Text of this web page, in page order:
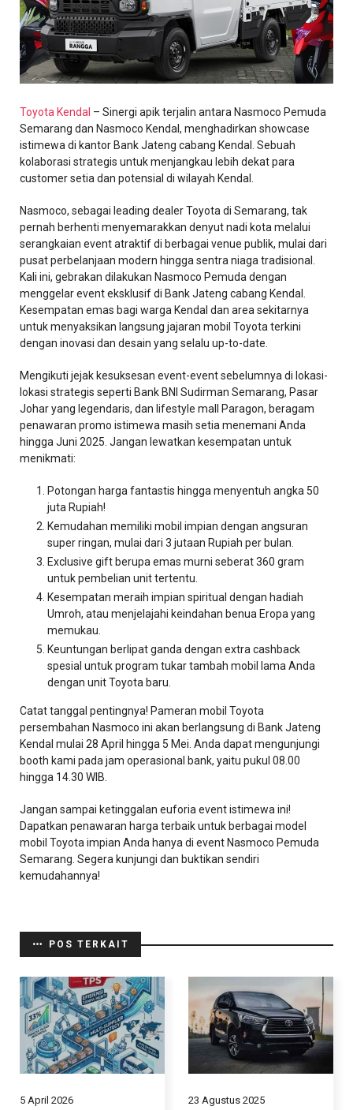
Toyota Kendal – Sinergi apik terjalin antara Nasmoco Pemuda
Semarang dan Nasmoco Kendal, menghadirkan showcase
istimewa di kantor Bank Jateng cabang Kendal. Sebuah
kolaborasi strategis untuk menjangkau lebih dekat para
customer setia dan potensial di wilayah Kendal.
Nasmoco, sebagai leading dealer Toyota di Semarang, tak
pernah berhenti menyemarakkan denyut nadi kota melalui
serangkaian event atraktif di berbagai venue publik, mulai dari
pusat perbelanjaan modern hingga sentra niaga tradisional.
Kali ini, gebrakan dilakukan Nasmoco Pemuda dengan
menggelar event eksklusif di Bank Jateng cabang Kendal.
Kesempatan emas bagi warga Kendal dan area sekitarnya
untuk menyaksikan langsung jajaran mobil Toyota terkini
dengan inovasi dan desain yang selalu up-to-date.
Mengikuti jejak kesuksesan event-event sebelumnya di lokasi-
lokasi strategis seperti Bank BNI Sudirman Semarang, Pasar
Johar yang legendaris, dan lifestyle mall Paragon, beragam
penawaran promo istimewa masih setia menemani Anda
hingga Juni 2025. Jangan lewatkan kesempatan untuk
menikmati:
Potongan harga fantastis hingga menyentuh angka 50
juta Rupiah!
Kemudahan memiliki mobil impian dengan angsuran
super ringan, mulai dari 3 jutaan Rupiah per bulan.
Exclusive gift berupa emas murni seberat 360 gram
untuk pembelian unit tertentu.
Kesempatan meraih impian spiritual dengan hadiah
Umroh, atau menjelajahi keindahan benua Eropa yang
memukau.
Keuntungan berlipat ganda dengan extra cashback
spesial untuk program tukar tambah mobil lama Anda
dengan unit Toyota baru.
Catat tanggal pentingnya! Pameran mobil Toyota
persembahan Nasmoco ini akan berlangsung di Bank Jateng
Kendal mulai 28 April hingga 5 Mei. Anda dapat mengunjungi
booth kami pada jam operasional bank, yaitu pukul 08.00
hingga 14.30 WIB.
Jangan sampai ketinggalan euforia event istimewa ini!
Dapatkan penawaran harga terbaik untuk berbagai model
mobil Toyota impian Anda hanya di event Nasmoco Pemuda
Semarang. Segera kunjungi dan buktikan sendiri
kemudahannya!
POS TERKAIT
5 April 2026 23 Agustus 2025